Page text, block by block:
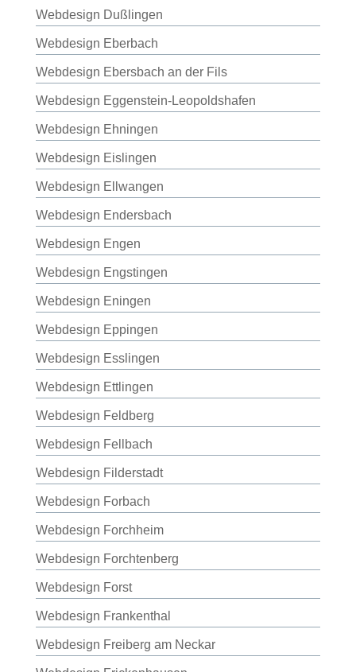
Webdesign Dußlingen
Webdesign Eberbach
Webdesign Ebersbach an der Fils
Webdesign Eggenstein-Leopoldshafen
Webdesign Ehningen
Webdesign Eislingen
Webdesign Ellwangen
Webdesign Endersbach
Webdesign Engen
Webdesign Engstingen
Webdesign Eningen
Webdesign Eppingen
Webdesign Esslingen
Webdesign Ettlingen
Webdesign Feldberg
Webdesign Fellbach
Webdesign Filderstadt
Webdesign Forbach
Webdesign Forchheim
Webdesign Forchtenberg
Webdesign Forst
Webdesign Frankenthal
Webdesign Freiberg am Neckar